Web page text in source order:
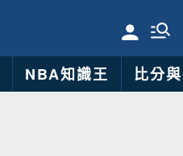
NBA知識王 比分